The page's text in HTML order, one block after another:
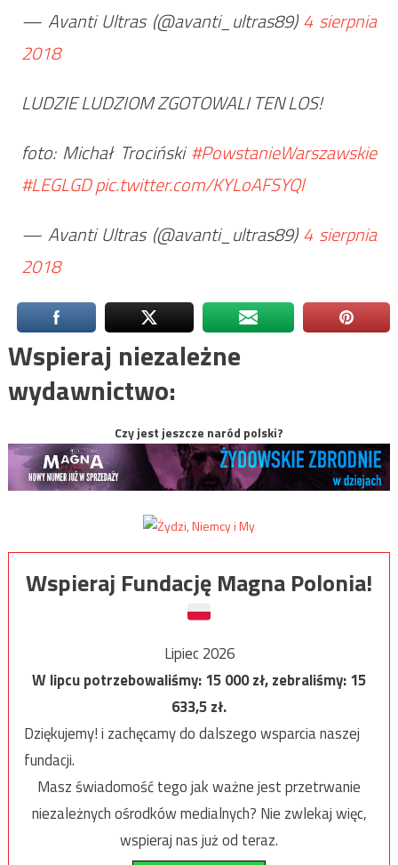
— Avanti Ultras (@avanti_ultras89)4 sierpnia
2018
LUDZIE LUDZIOM ZGOTOWALI TEN LOS!
foto: Michał Trociński#PowstanieWarszawskie
#LEGLGDpic.twitter.com/KYLoAFSYQl
— Avanti Ultras (@avanti_ultras89)4 sierpnia
2018
Wspieraj niezależne
wydawnictwo:
Czy jest jeszcze naród polski?
Wspieraj Fundację Magna Polonia!
Lipiec 2026
W lipcu potrzebowaliśmy:15 000zł, zebraliśmy:15
633,5zł.
Dziękujemy! i zachęcamy do dalszego wsparcia naszej
fundacji.
Masz świadomość tego jak ważne jest przetrwanie
niezależnych ośrodków medialnych? Nie zwlekaj więc,
wspieraj nas już od teraz.